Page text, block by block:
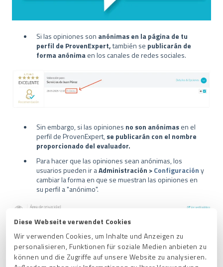
Diese Webseite verwendet Cookies
Wir verwenden Cookies, um Inhalte und Anzeigen zu
personalisieren, Funktionen für soziale Medien anbieten zu
können und die Zugriffe auf unsere Website zu analysieren.
Si las opiniones son anónimas en la página de tu
perfil de ProvenExpert,también se publicarán de
forma anónimaen los canales de redes sociales.
Sin embargo, si las opiniones no son anónimasen el
perfil de ProvenExpert,se publicarán con el nombre
proporcionado del evaluador.
Para hacer que las opiniones sean anónimas, los
usuarios pueden ir aAdministración >Configuracióny
cambiar la forma en que se muestran las opiniones en
su perfil a "anónimo".